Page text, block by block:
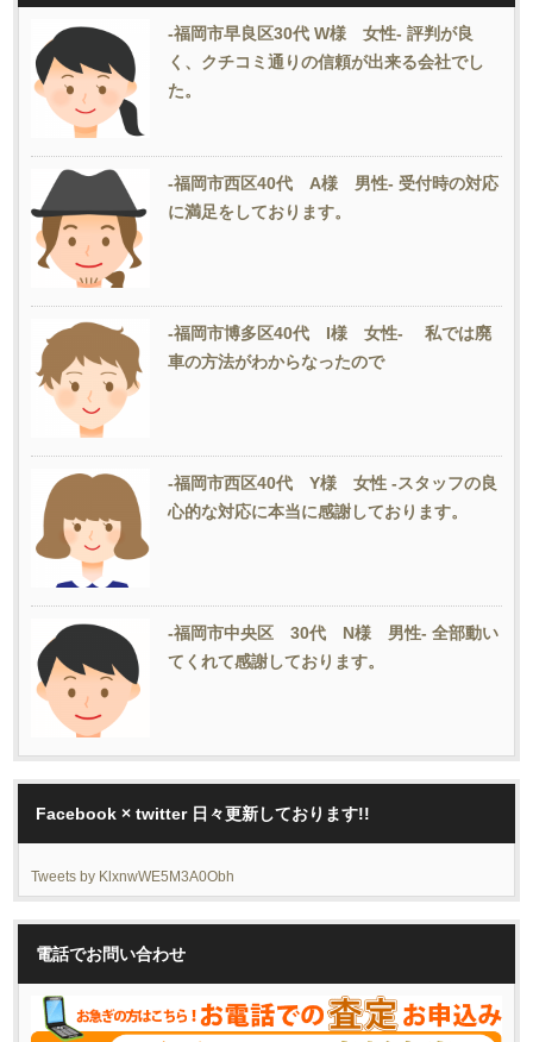
-福岡市早良区30代 W様 女性- 評判が良
く、クチコミ通りの信頼が出来る会社でし
た。
-福岡市西区40代 A様 男性- 受付時の対応
に満足をしております。
-福岡市博多区40代 I様 女性- 私では廃
車の方法がわからなったので
-福岡市西区40代 Y様 女性 -スタッフの良
心的な対応に本当に感謝しております。
-福岡市中央区 30代 N様 男性- 全部動い
てくれて感謝しております。
Facebook × twitter 日々更新しております!!
Tweets by KlxnwWE5M3A0Obh
電話でお問い合わせ